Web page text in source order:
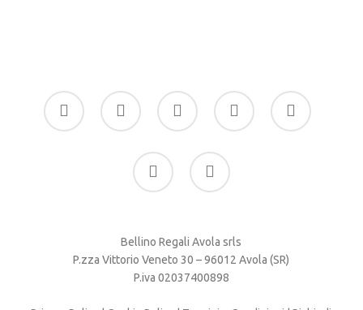
facebook
google-
plus
instagram whatsapp tiktok
phone email
Bellino Regali Avola srls
P.zza Vittorio Veneto 30 – 96012 Avola (SR)
P.iva 02037400898